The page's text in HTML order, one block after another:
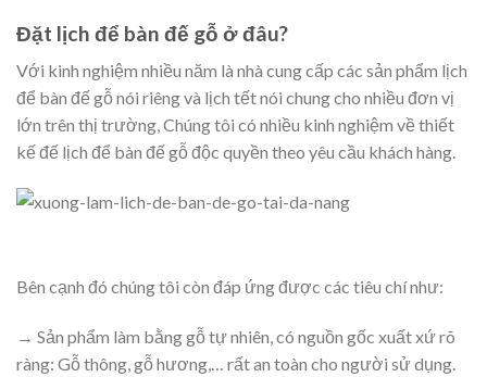
Đặt lịch để bàn đế gỗ ở đâu?
Với kinh nghiệm nhiều năm là nhà cung cấp các sản phẩm lịch
để bàn đế gỗ nói riêng và lịch tết nói chung cho nhiều đơn vị
lớn trên thị trường, Chúng tôi có nhiều kinh nghiệm về thiết
kế đế lịch để bàn đế gỗ độc quyền theo yêu cầu khách hàng.
Bên cạnh đó chúng tôi còn đáp ứng được các tiêu chí như:
→ Sản phẩm làm bằng gỗ tự nhiên, có nguồn gốc xuất xứ rõ
ràng: Gỗ thông, gỗ hương,… rất an toàn cho người sử dụng.